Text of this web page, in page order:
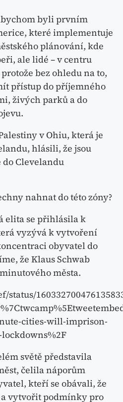
byli prvním
které implementuje
plánování, kde
ale lidé – v centru
bez ohledu na to,
přístup do příjemného
živých parků a do
v Ohiu, která je
hlásili, že jsou
do Clevelandu
nahnat do této zóny?
elita se přihlásila k
vyzývá k vytvoření
obyvatel do
že Klaus Schwab
města.
cities-will-imprison-
světě představila
čelila náporům
kteří se obávali, že
vytvořit podmínky pro